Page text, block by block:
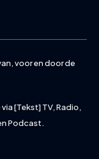
voor en door de
[Tekst] TV, Radio,
Podcast.